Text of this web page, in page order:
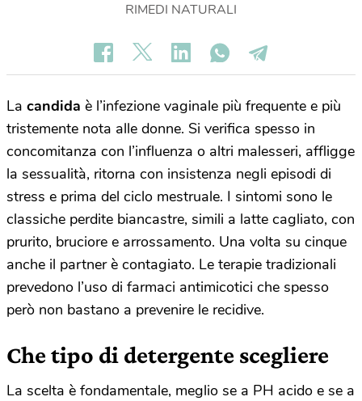
RIMEDI NATURALI
La candida è l’infezione vaginale più frequente e più
tristemente nota alle donne. Si verifica spesso in
concomitanza con l’influenza o altri malesseri, affligge
la sessualità, ritorna con insistenza negli episodi di
stress e prima del ciclo mestruale. I sintomi sono le
classiche perdite biancastre, simili a latte cagliato, con
prurito, bruciore e arrossamento. Una volta su cinque
anche il partner è contagiato. Le terapie tradizionali
prevedono l’uso di farmaci antimicotici che spesso
però non bastano a prevenire le recidive.
Che tipo di detergente scegliere
La scelta è fondamentale, meglio se a PH acido e se a